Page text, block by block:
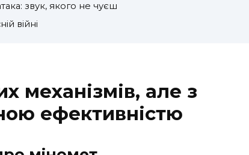
звук, якого не чуєш
війні
механізмів, але з
ефективністю